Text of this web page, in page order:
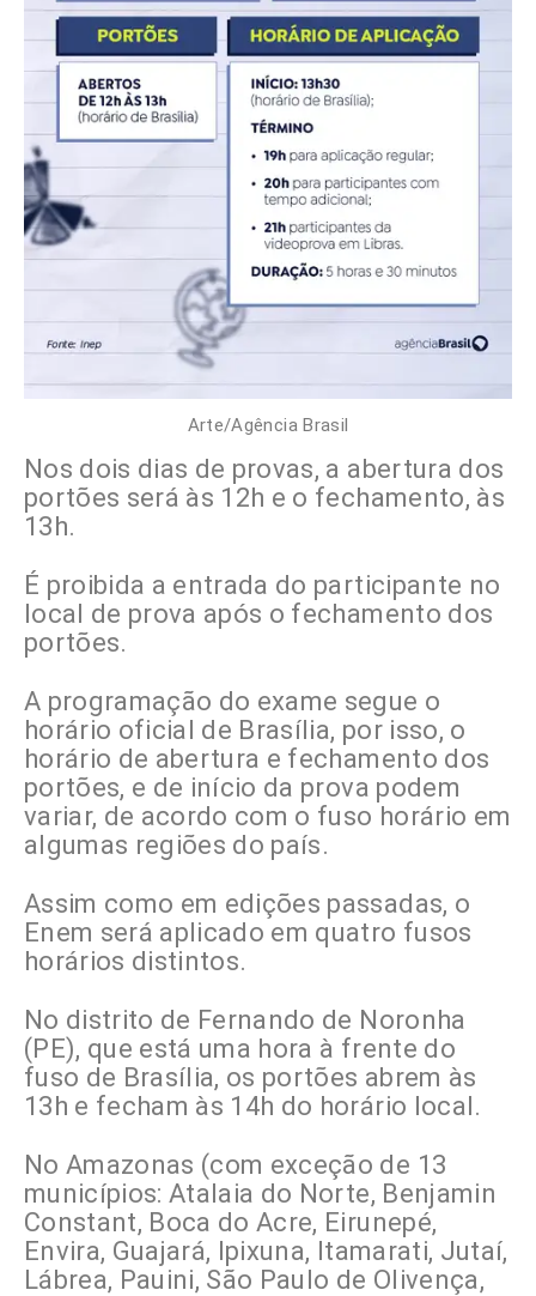
Arte/Agência Brasil
Nos dois dias de provas, a abertura dos
portões será às 12h e o fechamento, às
13h.
É proibida a entrada do participante no
local de prova após o fechamento dos
portões.
A programação do exame segue o
horário oficial de Brasília, por isso, o
horário de abertura e fechamento dos
portões, e de início da prova podem
variar, de acordo com o fuso horário em
algumas regiões do país.
Assim como em edições passadas, o
Enem será aplicado em quatro fusos
horários distintos.
No distrito de Fernando de Noronha
(PE), que está uma hora à frente do
fuso de Brasília, os portões abrem às
13h e fecham às 14h do horário local.
No Amazonas (com exceção de 13
municípios: Atalaia do Norte, Benjamin
Constant, Boca do Acre, Eirunepé,
Envira, Guajará, Ipixuna, Itamarati, Jutaí,
Lábrea, Pauini, São Paulo de Olivença,